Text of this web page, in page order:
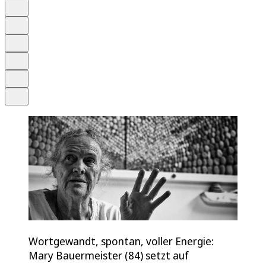
Wortgewandt, spontan, voller Energie:
Mary Bauermeister (84) setzt auf